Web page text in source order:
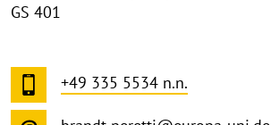
GS 401
+49 335 5534 n.n.